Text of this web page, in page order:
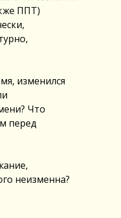
ППТ)
изменился
Что
перед
неизменна?